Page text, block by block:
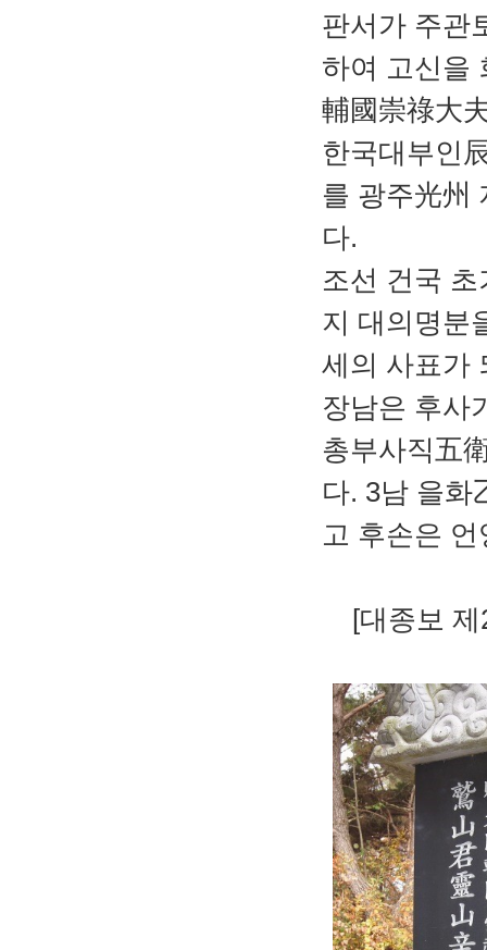
판서가 주관
하여 고신을
輔國崇祿大
한국대부인
를 광주光州
다.
조선 건국
지 대의명분
세의 사표가
장남은 후사
총부사직五
다. 3남 을화
고 후손은
[대종보 제